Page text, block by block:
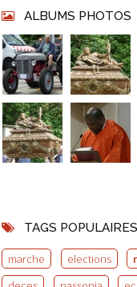
ALBUMS PHOTOS
TAGS POPULAIRES
marche elections